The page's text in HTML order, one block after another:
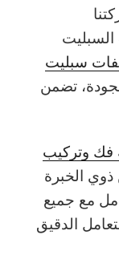
سبليت
تضمن
وتركيب
ذوي الخبرة
مع جميع
الدقيق